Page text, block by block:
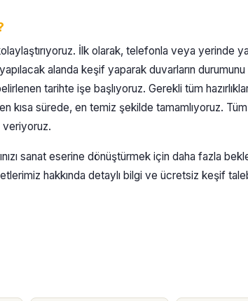
İlk olarak, telefonla veya yerinde
alanda keşif yaparak duvarların
tarihte işe başlıyoruz. Gerekli tüm
kısa sürede, en temiz şekilde tamamlıyoruz.
veriyoruz.
sanat eserine dönüştürmek için daha fazla
hakkında detaylı bilgi ve ücretsiz keşif